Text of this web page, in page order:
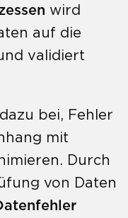
wird
auf die
validiert
bei, Fehler
mit
Durch
von Daten